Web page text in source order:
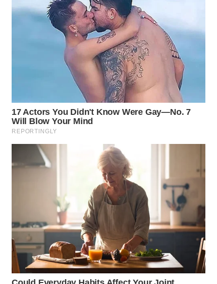
SURABAYA
MANDALIKA
WN
LIKUPANG
BORNEO
Wahana
Media
Group